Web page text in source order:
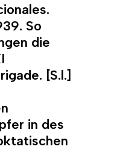
So
die
[S.l.]
in des